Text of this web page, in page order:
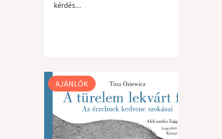
kérdés....
AJÁNLÓK